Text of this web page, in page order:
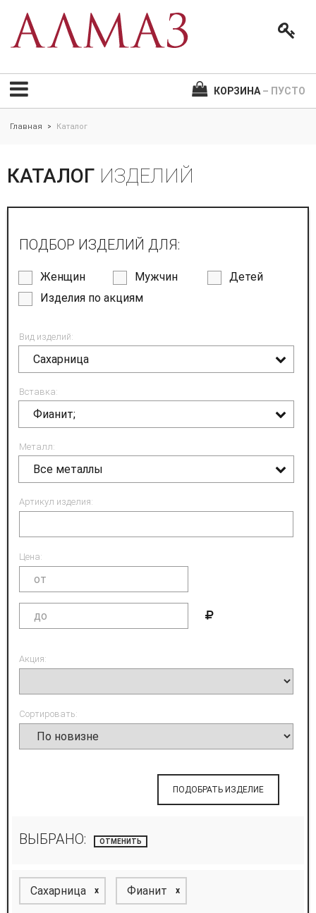
КОРЗИНА – ПУСТО
Главная > Каталог
КАТАЛОГ ИЗДЕЛИЙ
ПОДБОР ИЗДЕЛИЙ ДЛЯ:
Женщин Мужчин
Детей
Изделия по акциям
Вид изделий:
Сахарница
Вставка:
Фианит;
Металл:
Все металлы
Артикул изделия:
Цена:
Акция:
Сортировать:
ПОДОБРАТЬ ИЗДЕЛИЕ
ВЫБРАНО: ОТМЕНИТЬ
Сахарница x Фианит x